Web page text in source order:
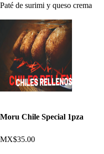
Paté de surimi y queso crema
Moru Chile Special 1pza
MX$35.00